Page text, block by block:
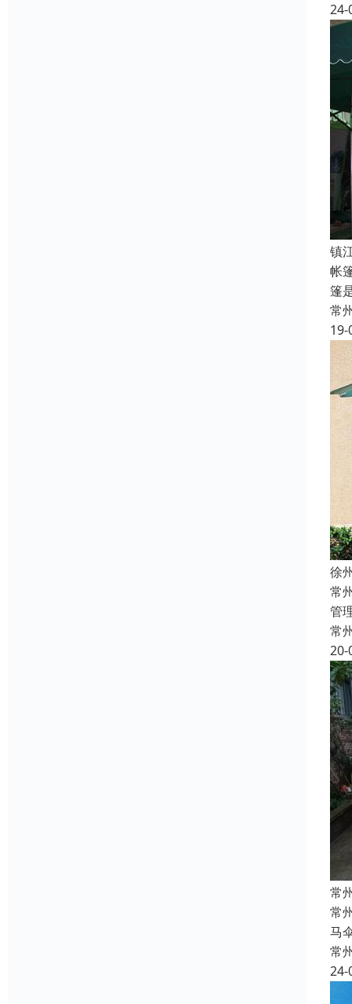
24-
镇
帐
篷
常
19-
徐
常
管
常
20-
常
常
马
常
24-